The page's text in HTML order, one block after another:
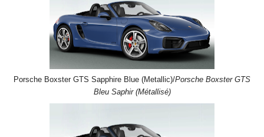
Porsche Boxster GTS Sapphire Blue (Metallic)/Porsche Boxster GTS
Bleu Saphir (Métallisé)